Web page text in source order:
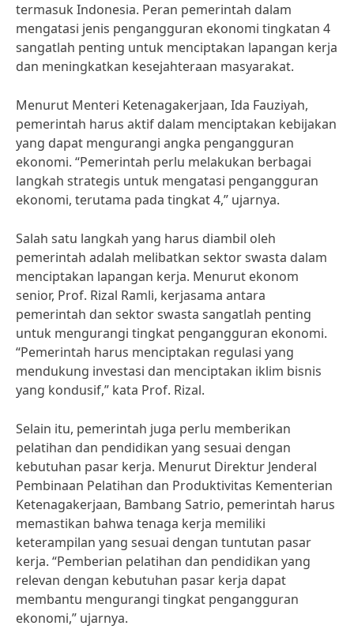
termasuk Indonesia. Peran pemerintah dalam
mengatasi jenis pengangguran ekonomi tingkatan 4
sangatlah penting untuk menciptakan lapangan kerja
dan meningkatkan kesejahteraan masyarakat.
Menurut Menteri Ketenagakerjaan, Ida Fauziyah,
pemerintah harus aktif dalam menciptakan kebijakan
yang dapat mengurangi angka pengangguran
ekonomi. “Pemerintah perlu melakukan berbagai
langkah strategis untuk mengatasi pengangguran
ekonomi, terutama pada tingkat 4,” ujarnya.
Salah satu langkah yang harus diambil oleh
pemerintah adalah melibatkan sektor swasta dalam
menciptakan lapangan kerja. Menurut ekonom
senior, Prof. Rizal Ramli, kerjasama antara
pemerintah dan sektor swasta sangatlah penting
untuk mengurangi tingkat pengangguran ekonomi.
“Pemerintah harus menciptakan regulasi yang
mendukung investasi dan menciptakan iklim bisnis
yang kondusif,” kata Prof. Rizal.
Selain itu, pemerintah juga perlu memberikan
pelatihan dan pendidikan yang sesuai dengan
kebutuhan pasar kerja. Menurut Direktur Jenderal
Pembinaan Pelatihan dan Produktivitas Kementerian
Ketenagakerjaan, Bambang Satrio, pemerintah harus
memastikan bahwa tenaga kerja memiliki
keterampilan yang sesuai dengan tuntutan pasar
kerja. “Pemberian pelatihan dan pendidikan yang
relevan dengan kebutuhan pasar kerja dapat
membantu mengurangi tingkat pengangguran
ekonomi,” ujarnya.